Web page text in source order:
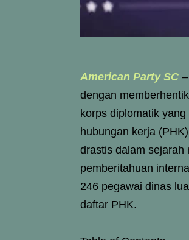
American Party SC
dengan
korps diplomatik
hubungan kerja
drastis dalam sejarah
pemberitahuan
246 pegawai dinas
daftar PHK.